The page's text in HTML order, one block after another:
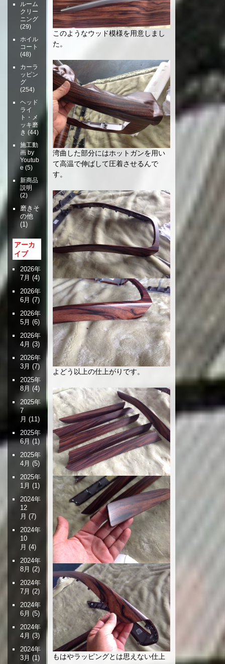
このようなウッド模様を用意しまし
た。
湾曲した部分にはホットガンを用い
て高温で伸ばして圧着させるんで
す。
よどう以上の仕上がりです。
もはやラッピングとは思えない仕上
ルーム
クリー
ニング
(29)
ホイル
コート
(48)
カーラ
ッピン
グ
(254)
ヘッド
ライ
ト・メ
ッキ磨
き (44)
施工動
画 by
Youtub
e (5)
新商品
説明
(2)
磨きそ
の他
(1)
アーカ
イブ
2026年
7月 (4)
2026年
6月 (7)
2026年
5月 (6)
2026年
4月 (3)
2026年
3月 (7)
2025年
8月 (4)
2025年
7
月 (11)
2025年
6月(1)
2025年
4月 (5)
2025年
1月 (1)
2024年
12
月 (7)
2024年
10
月 (4)
2024年
8月 (2)
2024年
7月 (2)
2024年
6月 (5)
2024年
4月 (3)
2024年
3月 (1)